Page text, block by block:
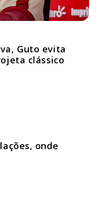
Guto evita
clássico
onde